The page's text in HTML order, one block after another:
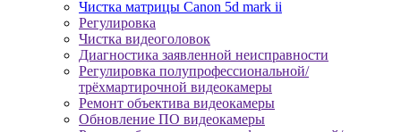
Чистка матрицы Canon 5d mark ii
Регулировка
Чистка видеоголовок
Диагностика заявленной неисправности
Регулировка полупрофессиональной/
трёхмартирочной видеокамеры
Ремонт объектива видеокамеры
Обновление ПО видеокамеры